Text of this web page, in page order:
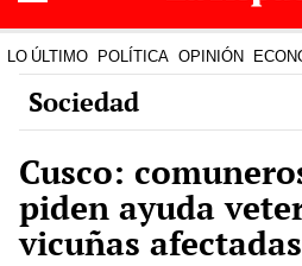
LO ÚLTIMO POLÍTICA OPINIÓN
Sociedad
Cusco:
piden ayuda
vicuñas